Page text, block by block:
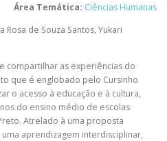
Área Temática: Ciências Humanas
Rosa de Souza Santos, Yukari
compartilhar as experiências do
que é englobado pelo Cursinho
o acesso à educação e à cultura,
do ensino médio de escolas
Atrelado à uma proposta
aprendizagem interdisciplinar,